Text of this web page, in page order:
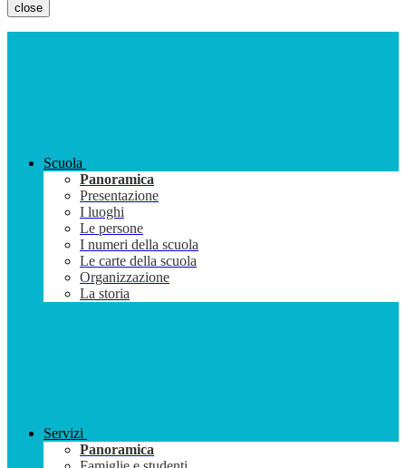
close
Scuola
Panoramica
Presentazione
I luoghi
Le persone
I numeri della scuola
Le carte della scuola
Organizzazione
La storia
Servizi
Panoramica